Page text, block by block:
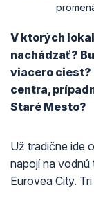
V ktorých
nachádzať?
viacero ciest?
centra,
Staré Mesto?
Už tradične ide
napojí na
Eurovea City.